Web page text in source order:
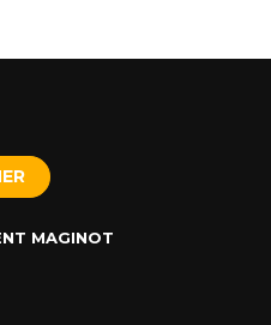
MAGINOT